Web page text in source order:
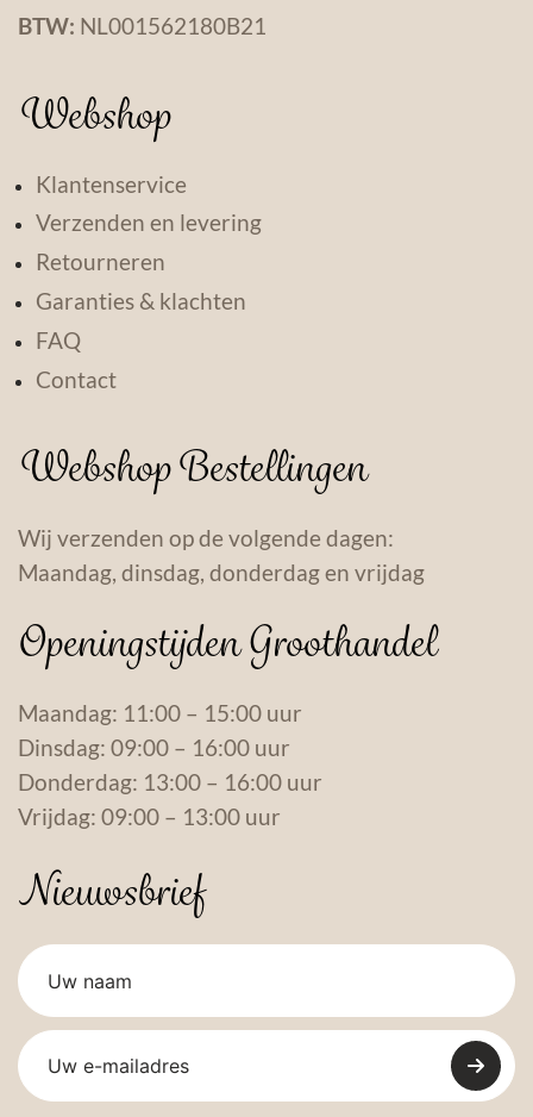
BTW: NL001562180B21
Webshop
Klantenservice
Verzenden en levering
Retourneren
Garanties & klachten
FAQ
Contact
Webshop Bestellingen
Wij verzenden op de volgende dagen:
Maandag, dinsdag, donderdag en vrijdag
Openingstijden Groothandel
Maandag: 11:00 – 15:00 uur
Dinsdag: 09:00 – 16:00 uur
Donderdag: 13:00 – 16:00 uur
Vrijdag: 09:00 – 13:00 uur
Nieuwsbrief